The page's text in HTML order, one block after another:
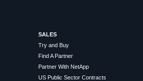
SALES
Try and Buy
Find A Partner
Partner With NetApp
US Public Sector Contracts